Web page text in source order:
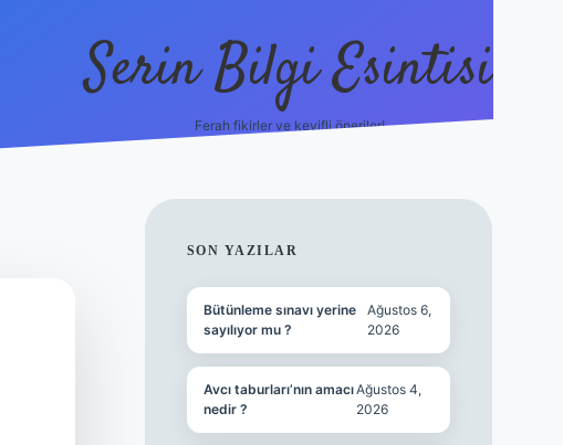
Serin Bilgi Esintisi
Ferah fikirler ve keyifli öneriler!
SIDEBAR
SON YAZILAR
Bütünleme sınavı yerine
sayılıyor mu ?
Ağustos 6,
2026
Avcı taburları’nın amacı
nedir ?
Ağustos 4,
2026
ilbet giriş